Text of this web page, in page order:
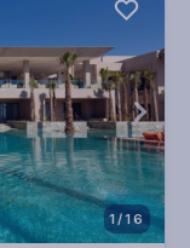
1/16